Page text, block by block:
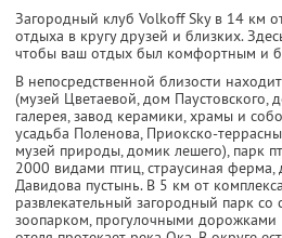
Загородный клуб Volkoff Sky в 14 км
отдыха в кругу друзей и близких.
чтобы ваш отдых был комфортным и
В непосредственной близости
(музей Цветаевой, дом Паустовского,
галерея, завод керамики, храмы и
усадьба Поленова, Приокско-
музей природы, домик лешего), парк
2000 видами птиц, страусиная
Давидова пустынь. В 5 км от
развлекательный загородный парк
зоопарком, прогулочными дорожками